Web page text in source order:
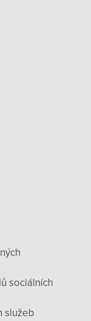
sociálních
služeb